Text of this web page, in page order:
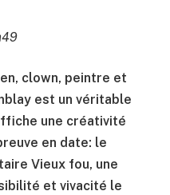
clown, peintre et
est un véritable
une créativité
en date: le
Vieux fou, une
et vivacité le